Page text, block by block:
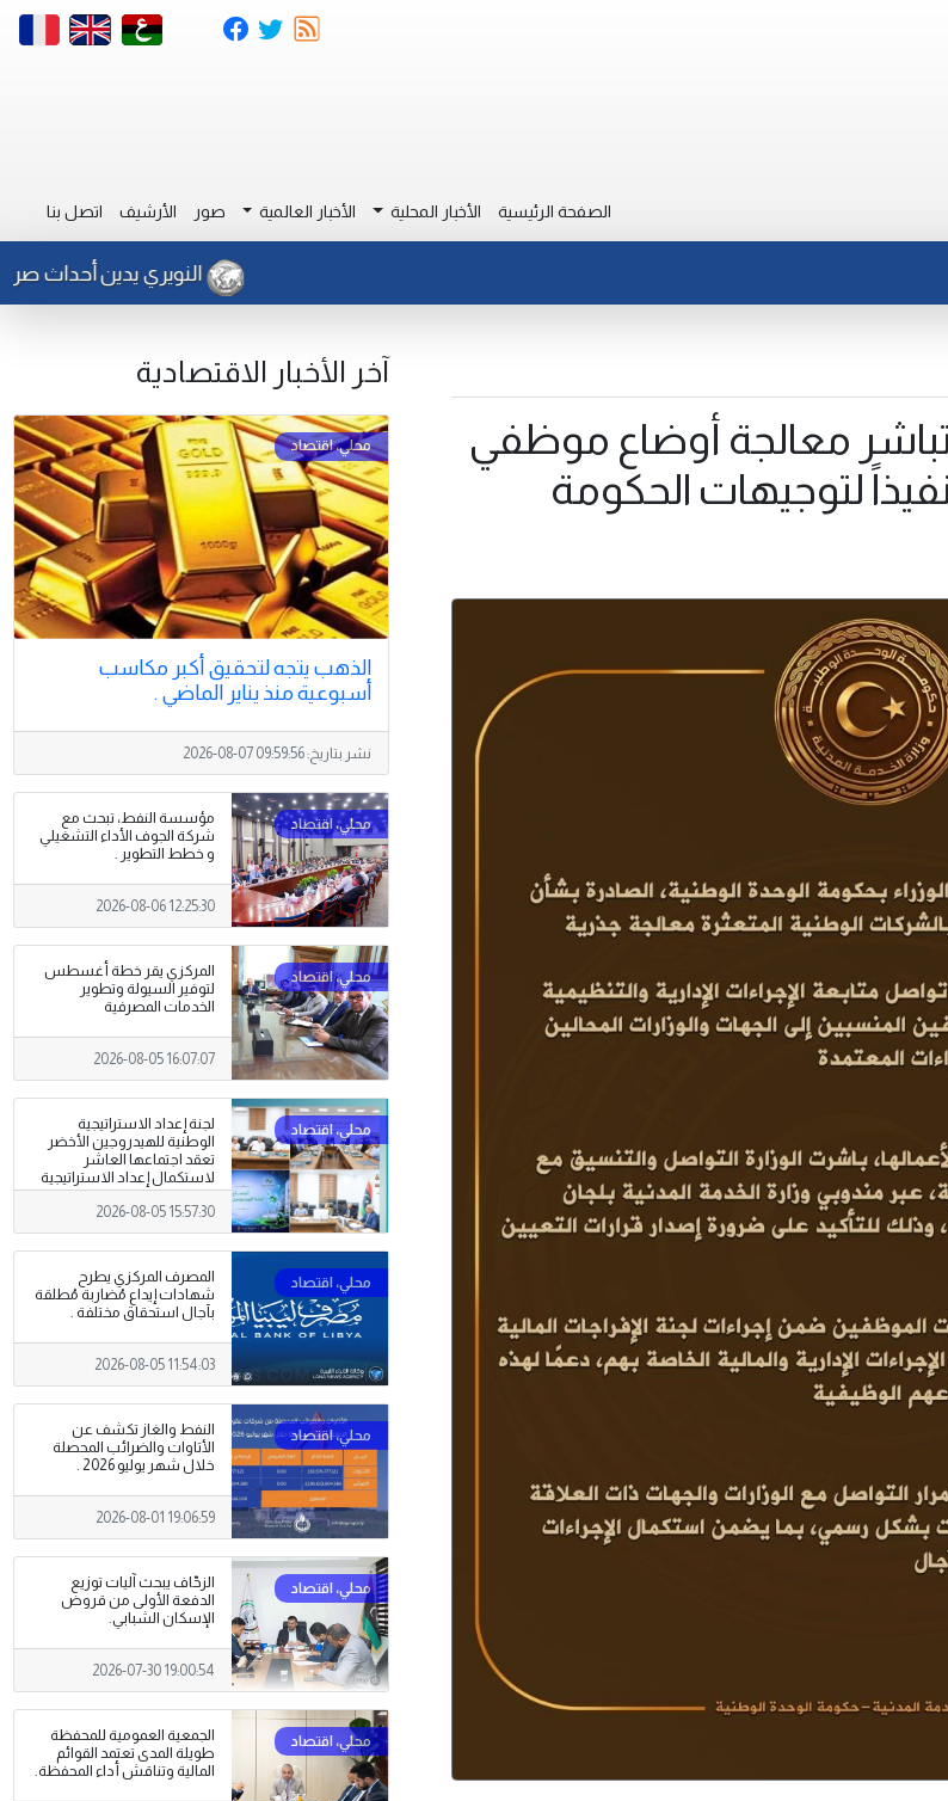
الصفحة الرئيسية الأخبار المحلية الأخبار العالمية صور الأرشيف اتصل بنا
النويري يدين أحداث صرمان
تباشر معالجة أوضاع موظفي
لتوجيهات الحكومة
آخر الأخبار الاقتصادية
الذهب يتجه لتحقيق أكبر مكاسب
أسبوعية منذ يناير الماضي .
نشر بتاريخ:2026-08-07 09:59:56
مؤسسة النفط، تبحث مع
شركة الجوف الأداء التشغيلي
و خطط التطوير .
2026-08-06 12:25:30
المركزي يقر خطة أغسطس
لتوفير السيولة وتطوير
الخدمات المصرفية
2026-08-05 16:07:07
لجنة إعداد الاستراتيجية
الوطنية للهيدروجين الأخضر
تعقد اجتماعها العاشر
لاستكمال إعداد الاستراتيجية
2026-08-05 15:57:30
المصرف المركزي يطرح
شهادات إيداع مُضاربة مُطلقة
بآجال استحقاق مختلفة .
2026-08-05 11:54:03
النفط والغاز تكشف عن
الأتاوات والضرائب المحصلة
خلال شهر يوليو 2026 .
2026-08-01 19:06:59
الزحّاف يبحث آليات توزيع
الدفعة الأولى من قروض
الإسكان الشبابي.
2026-07-30 19:00:54
الجمعية العمومية للمحفظة
طويلة المدى تعتمد القوائم
المالية وتناقش أداء المحفظة.